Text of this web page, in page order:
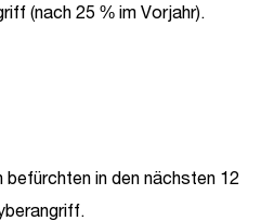
(nach 25 % im Vorjahr).
in den nächsten 12